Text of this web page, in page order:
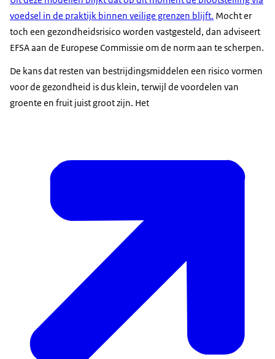
voedsel in de praktijk binnen veilige grenzen blijft. Mocht er
toch een gezondheidsrisico worden vastgesteld, dan adviseert
EFSA aan de Europese Commissie om de norm aan te scherpen.
De kans dat resten van bestrijdingsmiddelen een risico vormen
voor de gezondheid is dus klein, terwijl de voordelen van
groente en fruit juist groot zijn. Het